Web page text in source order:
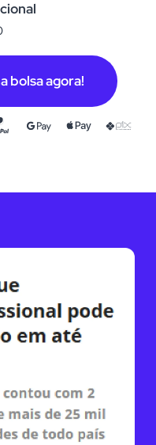
bolsa agora!